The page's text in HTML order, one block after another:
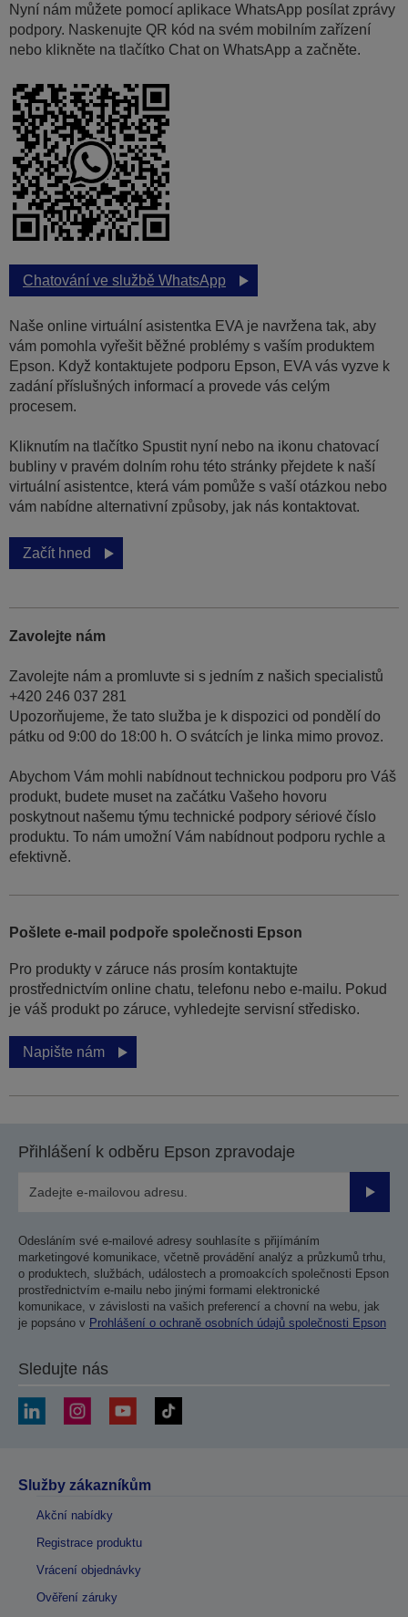
Nyní nám můžete pomocí aplikace WhatsApp posílat zprávy
podpory. Naskenujte QR kód na svém mobilním zařízení
nebo klikněte na tlačítko Chat on WhatsApp a začněte.
Chatování ve službě WhatsApp
Naše online virtuální asistentka EVA je navržena tak, aby
vám pomohla vyřešit běžné problémy s vaším produktem
Epson. Když kontaktujete podporu Epson, EVA vás vyzve k
zadání příslušných informací a provede vás celým
procesem.
Kliknutím na tlačítko Spustit nyní nebo na ikonu chatovací
bubliny v pravém dolním rohu této stránky přejdete k naší
virtuální asistentce, která vám pomůže s vaší otázkou nebo
vám nabídne alternativní způsoby, jak nás kontaktovat.
Začít hned
Zavolejte nám
Zavolejte nám a promluvte si s jedním z našich specialistů
+420 246 037 281
Upozorňujeme, že tato služba je k dispozici od pondělí do
pátku od 9:00 do 18:00 h. O svátcích je linka mimo provoz.
Abychom Vám mohli nabídnout technickou podporu pro Váš
produkt, budete muset na začátku Vašeho hovoru
poskytnout našemu týmu technické podpory sériové číslo
produktu. To nám umožní Vám nabídnout podporu rychle a
efektivně.
Pošlete e-mail podpoře společnosti Epson
Pro produkty v záruce nás prosím kontaktujte
prostřednictvím online chatu, telefonu nebo e-mailu. Pokud
je váš produkt po záruce, vyhledejte servisní středisko.
Napište nám
Přihlášení k odběru Epson zpravodaje
Odesláním své e-mailové adresy souhlasíte s přijímáním
marketingové komunikace, včetně provádění analýz a průzkumů trhu,
o produktech, službách, událostech a promoakcích společnosti Epson
prostřednictvím e-mailu nebo jinými formami elektronické
komunikace, v závislosti na vašich preferencí a chovní na webu, jak
je popsáno v Prohlášení o ochraně osobních údajů společnosti Epson
Sledujte nás
Služby zákazníkům
Akční nabídky
Registrace produktu
Vrácení objednávky
Ověření záruky